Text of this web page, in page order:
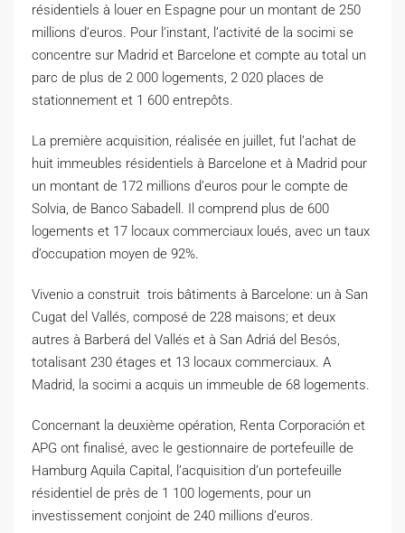
résidentiels à louer en Espagne pour un montant de 250
millions d’euros. Pour l’instant, l’activité de la socimi se
concentre sur Madrid et Barcelone et compte au total un
parc de plus de 2 000 logements, 2 020 places de
stationnement et 1 600 entrepôts.
La première acquisition, réalisée en juillet, fut l’achat de
huit immeubles résidentiels à Barcelone et à Madrid pour
un montant de 172 millions d’euros pour le compte de
Solvia, de Banco Sabadell. Il comprend plus de 600
logements et 17 locaux commerciaux loués, avec un taux
d’occupation moyen de 92%.
Vivenio a construit trois bâtiments à Barcelone: ​​un à San
Cugat del Vallés, composé de 228 maisons; et deux
autres à Barberá del Vallés et à San Adriá del Besós,
totalisant 230 étages et 13 locaux commerciaux. A
Madrid, la socimi a acquis un immeuble de 68 logements.
Concernant la deuxième opération, Renta Corporación et
APG ont finalisé, avec le gestionnaire de portefeuille de
Hamburg Aquila Capital, l’acquisition d’un portefeuille
résidentiel de près de 1 100 logements, pour un
investissement conjoint de 240 millions d’euros.